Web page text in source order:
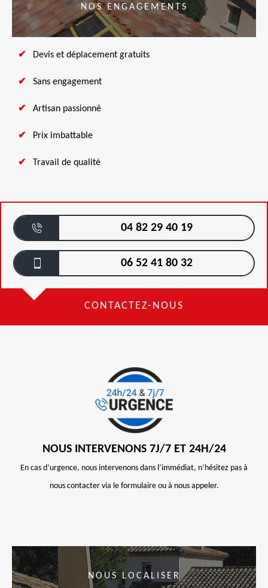
NOS ENGAGEMENTS
Devis et déplacement gratuits
Sans engagement
Artisan passionné
Prix imbattable
Travail de qualité
04 82 29 40 19
06 52 41 80 32
CONTACTEZ-NOUS
NOUS INTERVENONS 7J/7 ET 24H/24
En cas d’urgence, nous intervenons dans l’immédiat, n’hésitez pas à
nous contacter via le formulaire ou à nous appeler.
NOUS LOCALISER